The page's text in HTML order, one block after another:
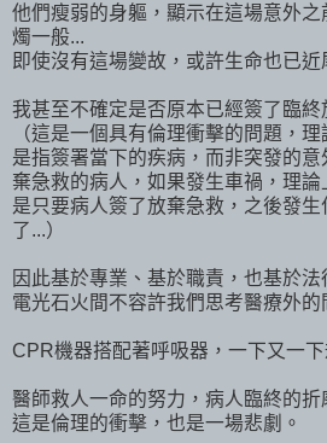
他們瘦弱的身軀，顯示在這場意外
燭一般...
即使沒有這場變故，或許生命也已近
我甚至不確定是否原本已經簽了臨終
（這是一個具有倫理衝擊的問題，
是指簽署當下的疾病，而非突發的
棄急救的病人，如果發生車禍，理
是只要病人簽了放棄急救，之後發
了...）
因此基於專業、基於職責，也基於法
電光石火間不容許我們思考醫療外
CPR機器搭配著呼吸器，一下又一
醫師救人一命的努力，病人臨終的折
這是倫理的衝擊，也是一場悲劇。